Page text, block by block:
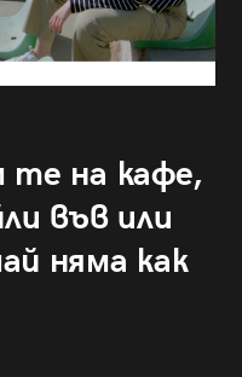
те на кафе,
във или
няма как